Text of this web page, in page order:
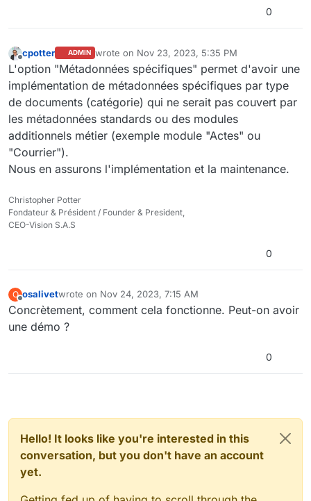
0
Offline
cpotter ADMIN wrote on Nov 23, 2023, 5:35 PM
last edited by
L'option "Métadonnées spécifiques" permet d'avoir une
implémentation de métadonnées spécifiques par type
de documents (catégorie) qui ne serait pas couvert par
les métadonnées standards ou des modules
additionnels métier (exemple module "Actes" ou
"Courrier").
Nous en assurons l'implémentation et la maintenance.
Christopher Potter
Fondateur & Président / Founder & President,
CEO-Vision S.A.S
0
O
Offline
osalivetwrote on Nov 24, 2023, 7:15 AM
last edited by
Concrètement, comment cela fonctionne. Peut-on avoir
une démo ?
0
Hello! It looks like you're interested in this
conversation, but you don't have an account
yet.